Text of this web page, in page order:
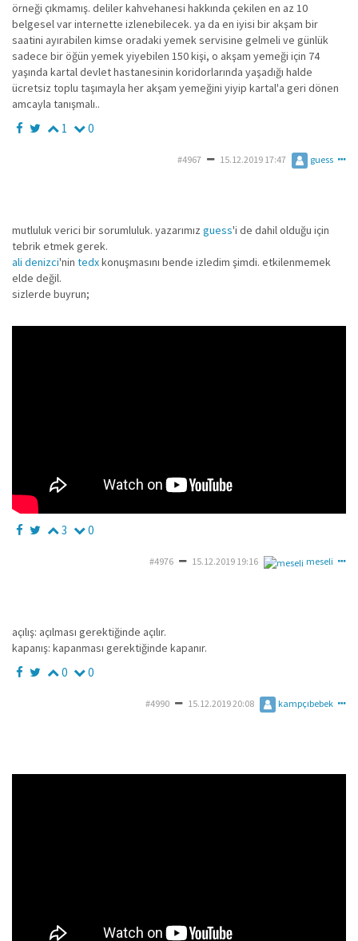
örneği çıkmamış. deliler kahvehanesi hakkında çekilen en az 10
belgesel var internette izlenebilecek. ya da en iyisi bir akşam bir
saatini ayırabilen kimse oradaki yemek servisine gelmeli ve günlük
sadece bir öğün yemek yiyebilen 150 kişi, o akşam yemeği için 74
yaşında kartal devlet hastanesinin koridorlarında yaşadığı halde
ücretsiz toplu taşımayla her akşam yemeğini yiyip kartal'a geri dönen
amcayla tanışmalı..
1 0
#4967 15.12.2019 17:47 guess
mutluluk verici bir sorumluluk. yazarımız guess'i de dahil olduğu için
tebrik etmek gerek.
ali denizci'nin tedxkonuşmasını bende izledim şimdi. etkilenmemek
elde değil.
sizlerde buyrun;
3 0
#4976 15.12.2019 19:16 meseli
açılış: açılması gerektiğinde açılır.
kapanış: kapanması gerektiğinde kapanır.
0 0
#4990 15.12.2019 20:08 kampçıbebek